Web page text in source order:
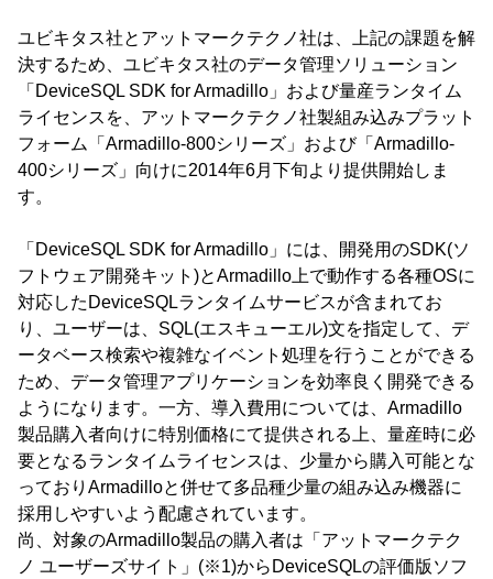
ユビキタス社とアットマークテクノ社は、上記の課題を解
決するため、ユビキタス社のデータ管理ソリューション
「DeviceSQL SDK for Armadillo」および量産ランタイム
ライセンスを、アットマークテクノ社製組み込みプラット
フォーム「Armadillo-800シリーズ」および「Armadillo-
400シリーズ」向けに2014年6月下旬より提供開始しま
す。
「DeviceSQL SDK for Armadillo」には、開発用のSDK(ソ
フトウェア開発キット)とArmadillo上で動作する各種OSに
対応したDeviceSQLランタイムサービスが含まれてお
り、ユーザーは、SQL(エスキューエル)文を指定して、デ
ータベース検索や複雑なイベント処理を行うことができる
ため、データ管理アプリケーションを効率良く開発できる
ようになります。一方、導入費用については、Armadillo
製品購入者向けに特別価格にて提供される上、量産時に必
要となるランタイムライセンスは、少量から購入可能とな
っておりArmadilloと併せて多品種少量の組み込み機器に
採用しやすいよう配慮されています。
尚、対象のArmadillo製品の購入者は「アットマークテク
ノ ユーザーズサイト」(※1)からDeviceSQLの評価版ソフ